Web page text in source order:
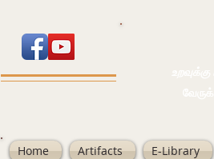
Home Artifacts E-Library